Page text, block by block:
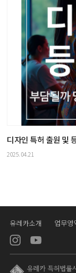
디자인 특허 출원 및
2025.04.21
유레카소개 업무영